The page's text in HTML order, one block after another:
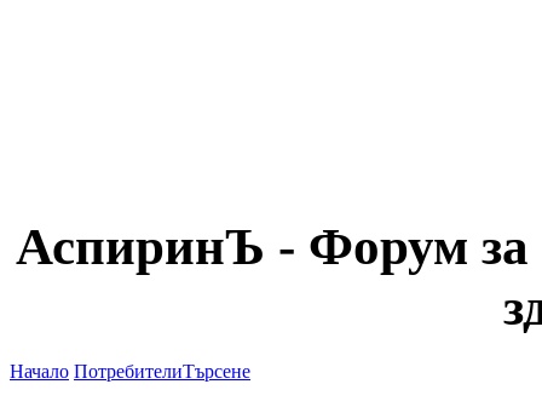
АспиринЪ - Форум за
Начало ПотребителиТърсене